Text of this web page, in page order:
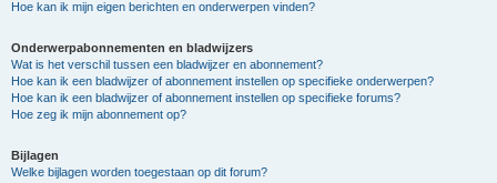
Hoe kan ik mijn eigen berichten en onderwerpen vinden?
Onderwerpabonnementen en bladwijzers
Wat is het verschil tussen een bladwijzer en abonnement?
Hoe kan ik een bladwijzer of abonnement instellen op specifieke onderwerpen?
Hoe kan ik een bladwijzer of abonnement instellen op specifieke forums?
Hoe zeg ik mijn abonnement op?
Bijlagen
Welke bijlagen worden toegestaan op dit forum?